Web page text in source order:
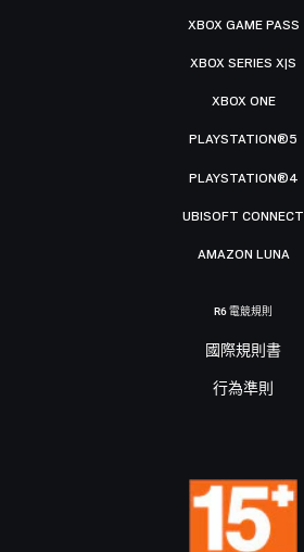
XBOX GAME PASS
XBOX SERIES X|S
XBOX ONE
PLAYSTATION®5
PLAYSTATION®4
UBISOFT CONNECT
AMAZON LUNA
R6 電競規則
國際規則書
行為準則